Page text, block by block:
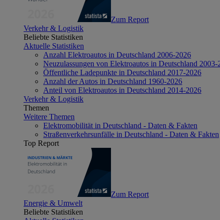
Zum Report
Verkehr & Logistik
Beliebte Statistiken
Aktuelle Statistiken
Anzahl Elektroautos in Deutschland 2006-2026
Neuzulassungen von Elektroautos in Deutschland 2003-
Öffentliche Ladepunkte in Deutschland 2017-2026
Anzahl der Autos in Deutschland 1960-2026
Anteil von Elektroautos in Deutschland 2014-2026
Verkehr & Logistik
Themen
Weitere Themen
Elektromobilität in Deutschland - Daten & Fakten
Straßenverkehrsunfälle in Deutschland - Daten & Fakten
Top Report
Zum Report
Energie & Umwelt
Beliebte Statistiken